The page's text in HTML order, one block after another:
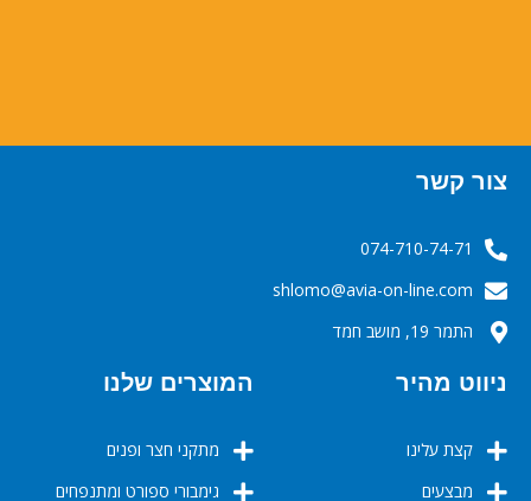
צור קשר
074-710-74-71
‬‬‬shlomo@avia-on-line.com‬
התמר 19, מושב חמד
ניווט מהיר
קצת עלינו
מבצעים
המוצרים שלנו
מתקני חצר ופנים
גימבורי ספורט ומתנפחים